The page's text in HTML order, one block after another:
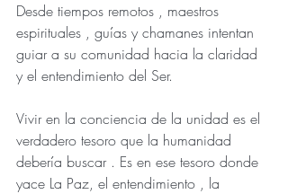
Desde tiempos remotos , maestros
espirituales , guías y chamanes intentan
guiar a su comunidad hacia la claridad
y el entendimiento del Ser.
Vivir en la conciencia de la unidad es el
verdadero tesoro que la humanidad
debería buscar . Es en ese tesoro donde
yace La Paz, el entendimiento , la